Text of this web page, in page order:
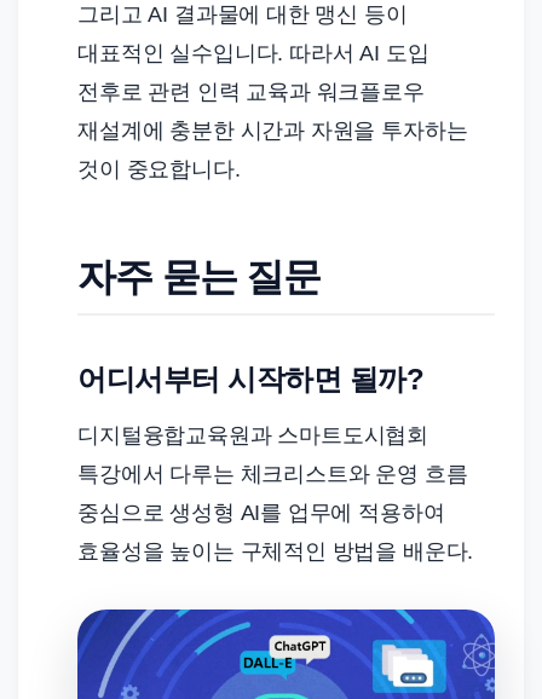
그리고 AI 결과물에 대한 맹신 등이
대표적인 실수입니다. 따라서 AI 도입
전후로 관련 인력 교육과 워크플로우
재설계에 충분한 시간과 자원을 투자하는
것이 중요합니다.
자주 묻는 질문
어디서부터 시작하면 될까?
디지털융합교육원과 스마트도시협회
특강에서 다루는 체크리스트와 운영 흐름
중심으로 생성형 AI를 업무에 적용하여
효율성을 높이는 구체적인 방법을 배운다.